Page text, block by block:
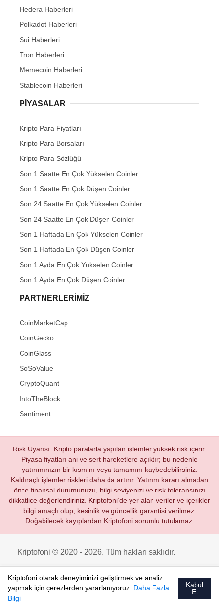
Hedera Haberleri
Polkadot Haberleri
Sui Haberleri
Tron Haberleri
Memecoin Haberleri
Stablecoin Haberleri
PIYASALAR
Kripto Para Fiyatları
Kripto Para Borsaları
Kripto Para Sözlüğü
Son 1 Saatte En Çok Yükselen Coinler
Son 1 Saatte En Çok Düşen Coinler
Son 24 Saatte En Çok Yükselen Coinler
Son 24 Saatte En Çok Düşen Coinler
Son 1 Haftada En Çok Yükselen Coinler
Son 1 Haftada En Çok Düşen Coinler
Son 1 Ayda En Çok Yükselen Coinler
Son 1 Ayda En Çok Düşen Coinler
PARTNERLERIMIZ
CoinMarketCap
CoinGecko
CoinGlass
SoSoValue
CryptoQuant
IntoTheBlock
Santiment
Risk Uyarısı: Kripto paralarla yapılan işlemler yüksek risk içerir.
Piyasa fiyatları ani ve sert hareketlere açıktır; bu nedenle
yatırımınızın bir kısmını veya tamamını kaybedebilirsiniz.
Kaldıraçlı işlemler riskleri daha da artırır. Yatırım kararı almadan
önce finansal durumunuzu, bilgi seviyenizi ve risk toleransınızı
dikkatlice değerlendiriniz. Kriptofoni’de yer alan veriler ve içerikler
bilgi amaçlı olup, kesinlik ve güncellik garantisi verilmez.
Doğabilecek kayıplardan Kriptofoni sorumlu tutulamaz.
Kriptofoni © 2020 - 2026. Tüm hakları saklıdır.
Kriptofoni olarak deneyiminizi geliştirmek ve analiz
yapmak için çerezlerden yararlanıyoruz. Daha Fazla
Bilgi
Kabul
Et